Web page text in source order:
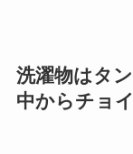
洗濯物はタ
中からチョ